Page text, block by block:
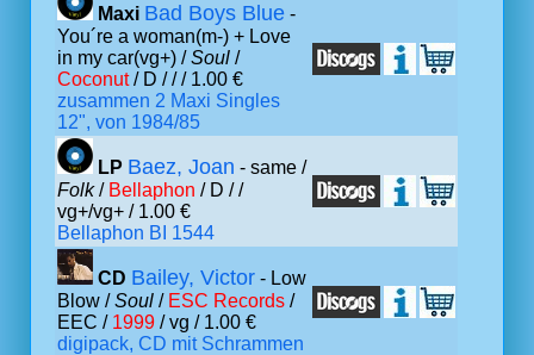
Maxi Bad Boys Blue -
You´re a woman(m-) + Love
in my car(vg+) /Soul /
Coconut/ D // / 1.00 €
zusammen 2 Maxi Singles
12", von 1984/85
LP Baez, Joan - same /
Folk/ Bellaphon / D //
vg+/vg+ / 1.00 €
Bellaphon BI 1544
CD Bailey, Victor - Low
Blow /Soul / ESC Records /
EEC / 1999 / vg / 1.00 €
digipack, CD mit Schrammen